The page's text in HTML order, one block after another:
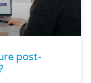
post-